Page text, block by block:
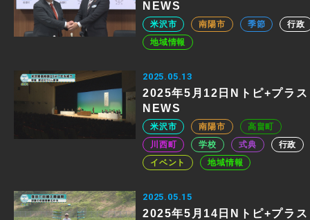
NEWS
米沢市 南陽市 季節
行政
地域情報
2025.05.13
2025年5月12日Nトピ+プラス
NEWS
米沢市 南陽市
高畠町
川西町
学校 式典
行政
イベント
地域情報
2025.05.15
2025年5月14日Nトピ+プラス